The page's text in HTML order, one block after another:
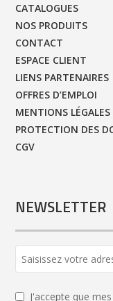
CATALOGUES
NOS PRODUITS
CONTACT
ESPACE CLIENT
LIENS PARTENAIRES
OFFRES D’EMPLOI
MENTIONS LÉGALES
PROTECTION DES
CGV
NEWSLETTER
Name *
J'accepte que